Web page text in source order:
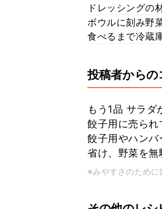
ドレッシングの
ボウルに刻み野
食べるまで冷蔵
投稿者からの
もう1品 サラダ
餃子用に売られ
餃子用やハン
省け、野菜を無
※みやすさのために